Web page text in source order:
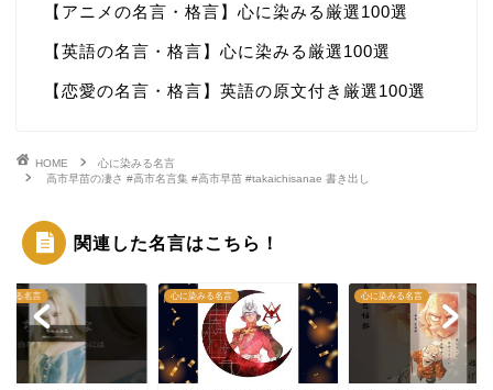
【アニメの名言・格言】心に染みる厳選100選
【英語の名言・格言】心に染みる厳選100選
【恋愛の名言・格言】英語の原文付き厳選100選
HOME
心に染みる名言
高市早苗の凄さ #高市名言集 #高市早苗 #takaichisanae 書き出し
関連した名言はこちら！
みる名言 心に染みる名言 心に染みる名言